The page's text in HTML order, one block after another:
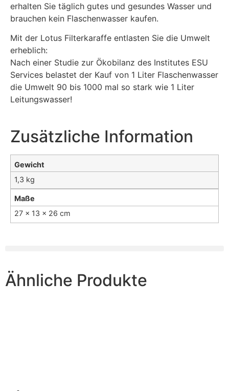
erhalten Sie täglich gutes und gesundes Wasser und
brauchen kein Flaschenwasser kaufen.
Mit der Lotus Filterkaraffe entlasten Sie die Umwelt
erheblich:
Nach einer Studie zur Ökobilanz des Institutes ESU
Services belastet der Kauf von 1 Liter Flaschenwasser
die Umwelt 90 bis 1000 mal so stark wie 1 Liter
Leitungswasser!
Zusätzliche Information
Gewicht
1,3 kg
Maße
27 × 13 × 26 cm
Ähnliche Produkte